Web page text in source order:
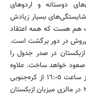
دوستانه و اردوهای
بسیار زیاد‌ش
هم هست که همه اعتقاد
در دور برگشت است.
در صدر جدول را
خواهد ساخت. علاوه
بر بازی ایران و قطر،‌ در روز ٣ فروردین چین از ساعت ١٦:٠٥ از کره‌جنوبی
میزبانی خواهد کرد و سوریه هم از ساعت ٢٠:٣٠ در مالزی میزبان ازبکستان